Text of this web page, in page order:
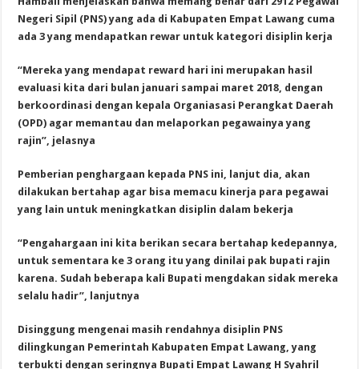
Negeri Sipil (PNS) yang ada di Kabupaten Empat Lawang cuma
ada 3 yang mendapatkan rewar untuk kategori disiplin kerja
“Mereka yang mendapat reward hari ini merupakan hasil
evaluasi kita dari bulan januari sampai maret 2018, dengan
berkoordinasi dengan kepala Organiasasi Perangkat Daerah
(OPD) agar memantau dan melaporkan pegawainya yang
rajin”, jelasnya
Pemberian penghargaan kepada PNS ini, lanjut dia, akan
dilakukan bertahap agar bisa memacu kinerja para pegawai
yang lain untuk meningkatkan disiplin dalam bekerja
“Pengahargaan ini kita berikan secara bertahap kedepannya,
untuk sementara ke 3 orang itu yang dinilai pak bupati rajin
karena. Sudah beberapa kali Bupati mengdakan sidak mereka
selalu hadir”, lanjutnya
Disinggung mengenai masih rendahnya disiplin PNS
dilingkungan Pemerintah Kabupaten Empat Lawang, yang
terbukti dengan seringnya Bupati Empat Lawang H Syahril